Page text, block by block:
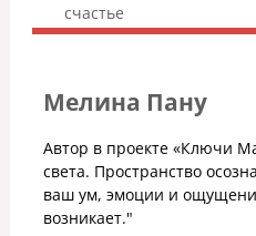
счастье
Мелина Пану
Автор в проекте «Ключи
света. Пространство
ваш ум, эмоции и
возникает."